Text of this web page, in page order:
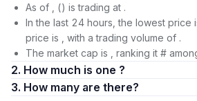
As of , () is trading at .
In the last 24 hours, the lowest price
price is , with a trading volume of .
The market cap is , ranking it #
2. How much is one ?
3. How many are there?